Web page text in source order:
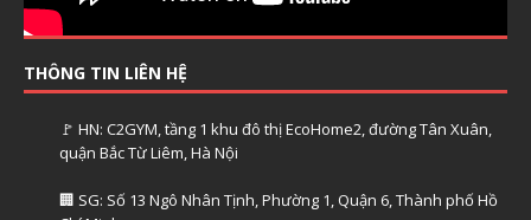
THÔNG TIN LIÊN HỆ
🚩 HN: C2GYM, tầng 1 khu đô thị EcoHome2, đường Tân Xuân,
quận Bắc Từ Liêm, Hà Nội
🏢 SG: Số 13 Ngô Nhân Tịnh, Phường 1, Quận 6, Thành phố Hồ